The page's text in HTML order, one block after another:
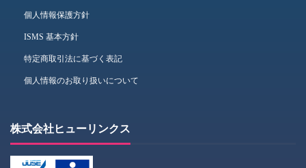
個人情報保護方針
ISMS 基本方針
特定商取引法に基づく表記
個人情報のお取り扱いについて
株式会社ヒューリンクス